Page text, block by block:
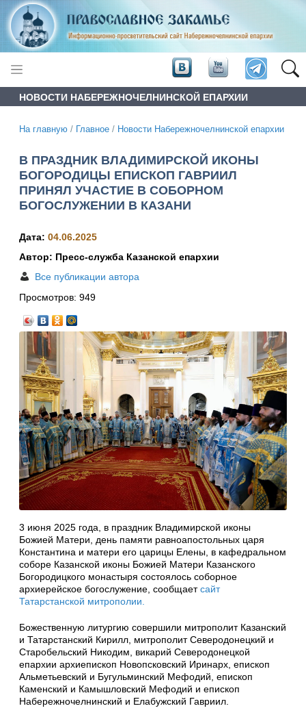
НОВОСТИ НАБЕРЕЖНОЧЕЛНИНСКОЙ ЕПАРХИИ
На главную / Главное / Новости Набережночелнинской епархии
В ПРАЗДНИК ВЛАДИМИРСКОЙ ИКОНЫ
БОГОРОДИЦЫ ЕПИСКОП ГАВРИИЛ
ПРИНЯЛ УЧАСТИЕ В СОБОРНОМ
БОГОСЛУЖЕНИИ В КАЗАНИ
Дата: 04.06.2025
Автор: Пресс-служба Казанской епархии
Все публикации автора
Просмотров: 949
3 июня 2025 года, в праздник Владимирской иконы
Божией Матери, день памяти равноапостольных царя
Константина и матери его царицы Елены, в кафедральном
соборе Казанской иконы Божией Матери Казанского
Богородицкого монастыря состоялось соборное
архиерейское богослужение, сообщаетсайт
Татарстанской митрополии.
Божественную литургию совершили митрополит Казанский
и Татарстанский Кирилл, митрополит Северодонецкий и
Старобельский Никодим, викарий Северодонецкой
епархии архиепископ Новопсковский Иринарх, епископ
Альметьевский и Бугульминский Мефодий, епископ
Каменский и Камышловский Мефодий и епископ
Набережночелнинский и Елабужский Гавриил.